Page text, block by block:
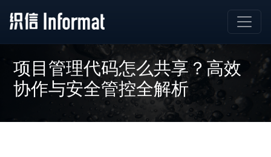
项目管理代码怎么共享？高效
协作与安全管控全解析